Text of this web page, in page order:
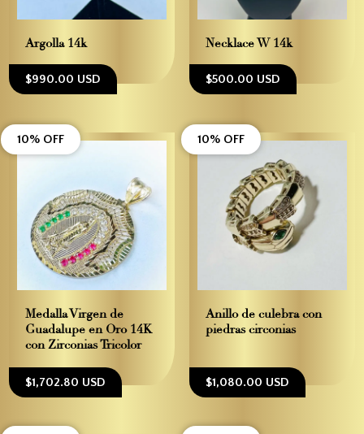
Argolla 14k
$990.00 USD
Necklace W 14k
$500.00 USD
Medalla Virgen de
Guadalupe en Oro 14K
con Zirconias Tricolor
$1,702.80 USD
10% OFF
Anillo de culebra con
piedras circonias
$1,080.00 USD
10% OFF